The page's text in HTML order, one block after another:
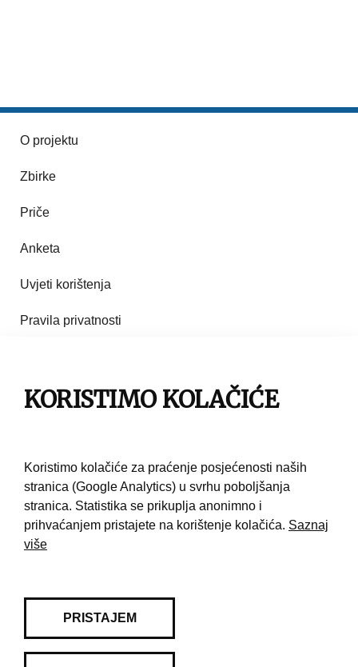
O projektu
Zbirke
Priče
Anketa
Uvjeti korištenja
Pravila privatnosti
Pravila korištenja
KORISTIMO KOLAČIĆE
Koristimo kolačiće za praćenje posjećenosti naših
stranica (Google Analytics) u svrhu poboljšanja
stranica. Statistika se prikuplja anonimno i
prihvaćanjem pristajete na korištenje kolačića. Saznaj
više
PRISTAJEM